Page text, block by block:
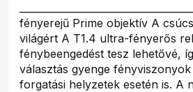
fényerejű Prime objektív A
világért A T1.4 ultra-fényerős
fénybeengedést tesz lehetővé,
választás gyenge
forgatási helyzetek esetén is. A